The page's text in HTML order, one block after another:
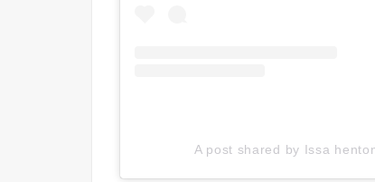
A post shared by Issa